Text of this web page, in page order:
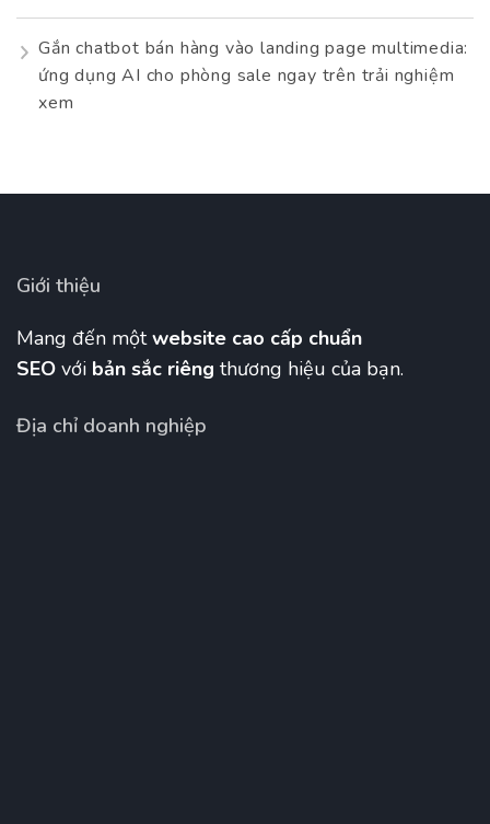
Gắn chatbot bán hàng vào landing page multimedia:
ứng dụng AI cho phòng sale ngay trên trải nghiệm
xem
Giới thiệu
Mang đến mộtwebsite cao cấp chuẩn
SEO với bản sắc riêng thương hiệu của bạn.
Địa chỉ doanh nghiệp